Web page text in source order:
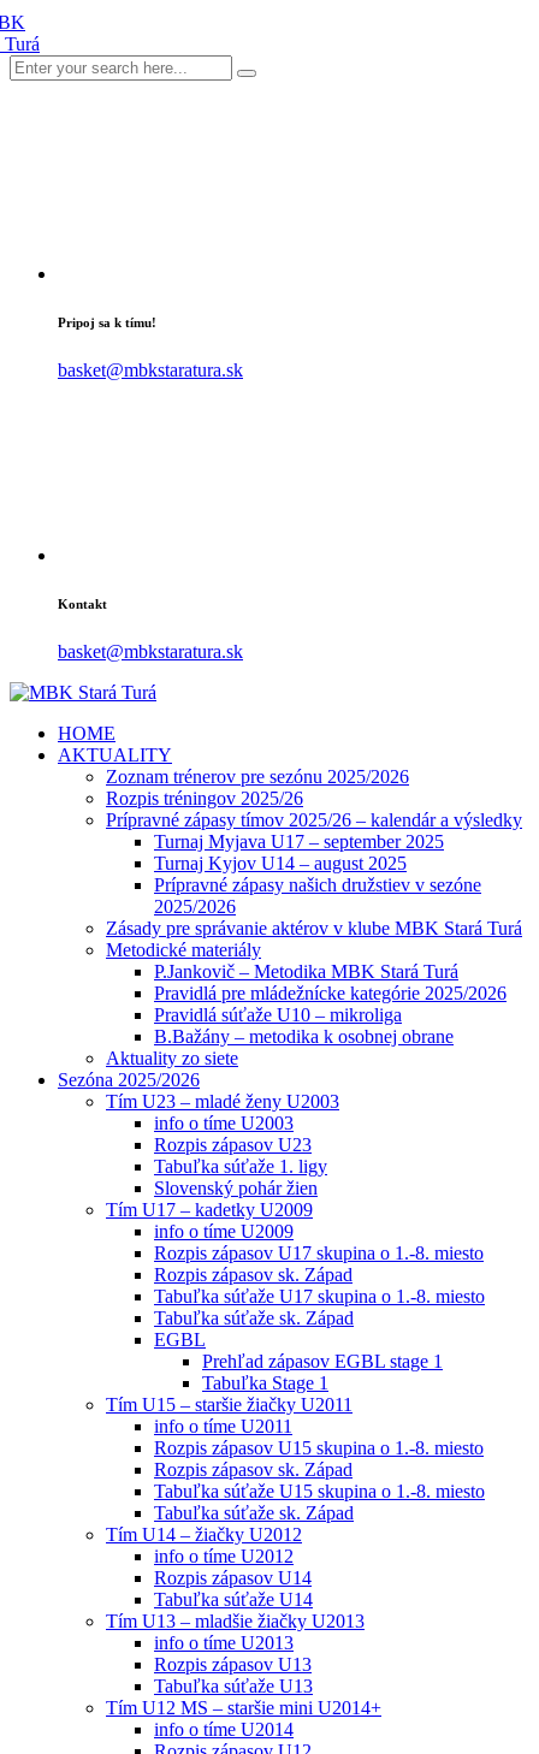
Pripoj sa k tímu!
basket@mbkstaratura.sk
Kontakt
basket@mbkstaratura.sk
HOME
AKTUALITY
Zoznam trénerov pre sezónu 2025/2026
Rozpis tréningov 2025/26
Prípravné zápasy tímov 2025/26 – kalendár a výsledky
Turnaj Myjava U17 – september 2025
Turnaj Kyjov U14 – august 2025
Prípravné zápasy našich družstiev v sezóne
2025/2026
Zásady pre správanie aktérov v klube MBK Stará Turá
Metodické materiály
P.Jankovič – Metodika MBK Stará Turá
Pravidlá pre mládežnícke kategórie 2025/2026
Pravidlá súťaže U10 – mikroliga
B.Bažány – metodika k osobnej obrane
Aktuality zo siete
Sezóna 2025/2026
Tím U23 – mladé ženy U2003
info o tíme U2003
Rozpis zápasov U23
Tabuľka súťaže 1. ligy
Slovenský pohár žien
Tím U17 – kadetky U2009
info o tíme U2009
Rozpis zápasov U17 skupina o 1.-8. miesto
Rozpis zápasov sk. Západ
Tabuľka súťaže U17 skupina o 1.-8. miesto
Tabuľka súťaže sk. Západ
EGBL
Prehľad zápasov EGBL stage 1
Tabuľka Stage 1
Tím U15 – staršie žiačky U2011
info o tíme U2011
Rozpis zápasov U15 skupina o 1.-8. miesto
Rozpis zápasov sk. Západ
Tabuľka súťaže U15 skupina o 1.-8. miesto
Tabuľka súťaže sk. Západ
Tím U14 – žiačky U2012
info o tíme U2012
Rozpis zápasov U14
Tabuľka súťaže U14
Tím U13 – mladšie žiačky U2013
info o tíme U2013
Rozpis zápasov U13
Tabuľka súťaže U13
Tím U12 MS – staršie mini U2014+
info o tíme U2014